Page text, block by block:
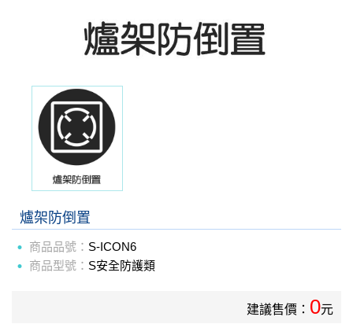
爐架防倒置
商品品號： S-ICON6
商品型號： S安全防護類
建議售價： 0元